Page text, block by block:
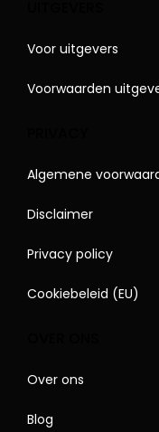
Voor uitgevers
Voorwaarden
Algemene
Disclaimer
Privacy policy
Cookiebeleid (EU)
Over ons
Blog